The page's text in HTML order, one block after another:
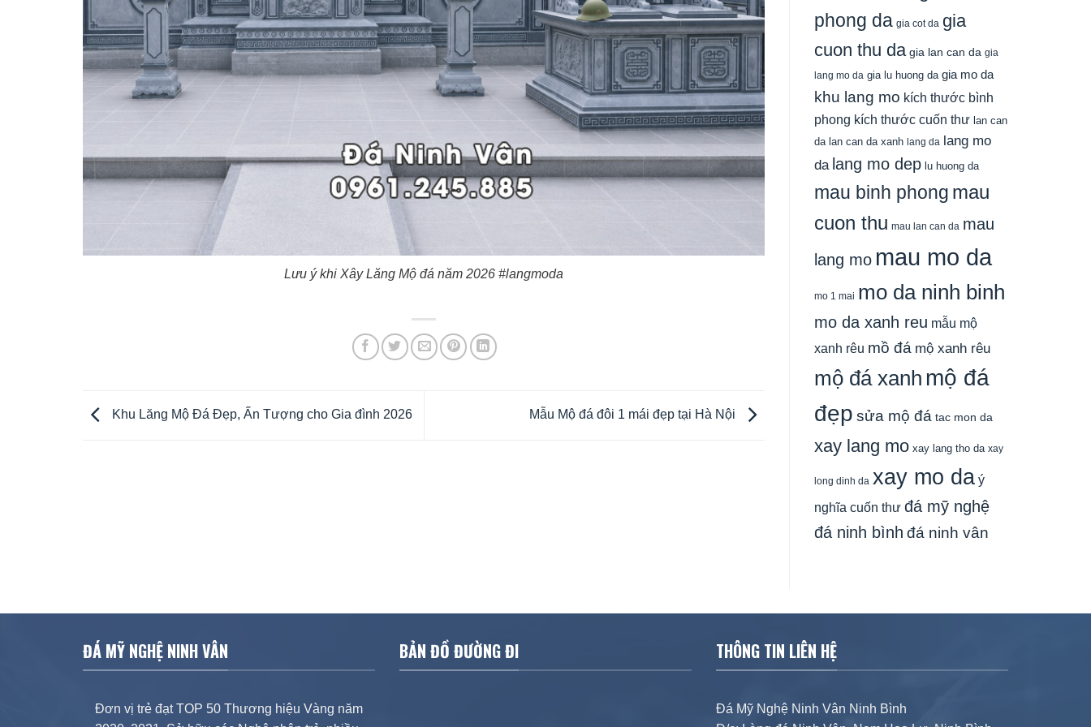
Lưu ý khi Xây Lăng Mộ đá năm 2026 #langmoda
Khu Lăng Mộ Đá Đẹp, Ấn Tượng cho Gia đình 2026 Mẫu Mộ đá đôi 1 mái đẹp tại Hà Nội
phong da gia cot da gia
cuon thu da gia lan can da gia
lang mo da gia lu huong da gia mo da
khu lang mo kích thước bình
phong kích thước cuốn thư lan can
da lan can da xanh lang da lang mo
da lang mo dep lu huong da
mau binh phong mau
cuon thu mau lan can da mau
lang mo mau mo da
mo 1 mai mo da ninh binh
mo da xanh reu mẫu mộ
xanh rêu mồ đá mộ xanh rêu
mộ đá xanh mộ đá
đẹp sửa mộ đá tac mon da
xay lang mo xay lang tho da xay
long dinh da xay mo da ý
nghĩa cuốn thư đá mỹ nghệ
đá ninh bình đá ninh vân
ĐÁ MỸ NGHỆ NINH VÂN
Đơn vị trẻ đạt TOP 50 Thương hiệu Vàng năm
BẢN ĐỒ ĐƯỜNG ĐI THÔNG TIN LIÊN HỆ
Đá Mỹ Nghệ Ninh Vân Ninh Bình